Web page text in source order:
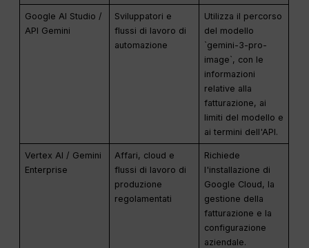
Google AI Studio /
API Gemini
Sviluppatori e
flussi di lavoro di
automazione
Utilizza il percorso
del modello
`gemini-3-pro-
image`, con le
informazioni
relative alla
fatturazione, ai
limiti del modello e
ai termini dell'API.
Vertex AI / Gemini
Enterprise
Affari, cloud e
flussi di lavoro di
produzione
regolamentati
Richiede
l'installazione di
Google Cloud, la
gestione della
fatturazione e la
configurazione
aziendale.